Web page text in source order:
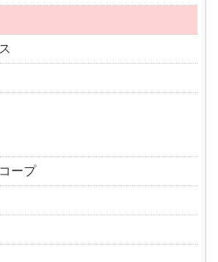
ープ